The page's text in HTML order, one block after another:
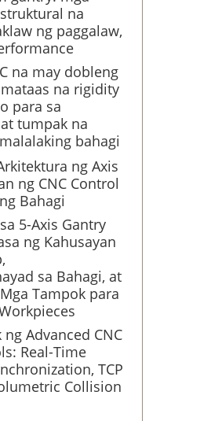
na
ng paggalaw,
na may dobleng
na rigidity
para sa
tumpak na
bahagi
ng Axis
ng CNC Control
Bahagi
5-Axis Gantry
ng Kahusayan
sa Bahagi, at
Tampok para
Advanced CNC
Real-Time
TCP
Collision